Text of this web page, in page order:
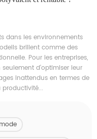
dans les environnements
brillent comme des
Pour les entreprises,
d'optimiser leur
inattendus en termes de